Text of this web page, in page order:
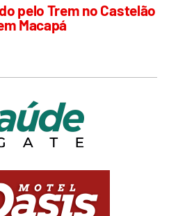
pelo Trem no Castelão
Macapá